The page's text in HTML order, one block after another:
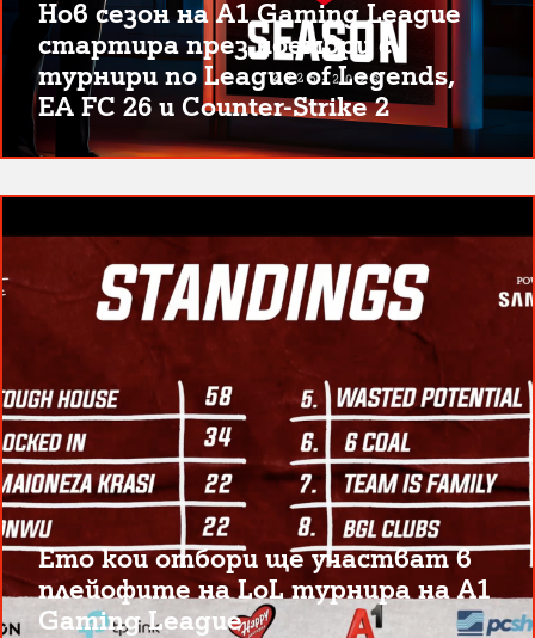
Нов сезон на A1 Gaming League
стартира през ноември с
турнири по League of Legends,
EA FC 26 и Counter-Strike 2
Ето кои отбори ще участват в
плейофите на LoL турнира на A1
Gaming League